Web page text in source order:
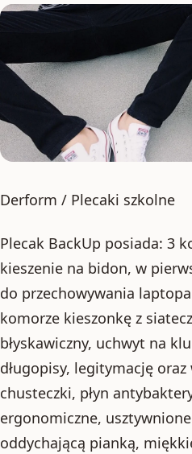
Derform / Plecaki szkolne
Plecak BackUp posiada: 3
kieszenie na bidon, w
do przechowywania
komorze kieszonkę z
błyskawiczny, uchwyt na
długopisy, legitymację oraz
chusteczki, płyn
ergonomiczne,
oddychającą pianką,